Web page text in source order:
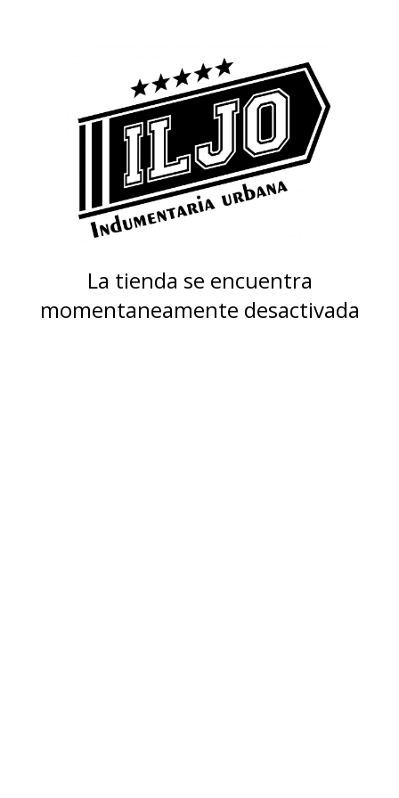
La tienda se encuentra
momentaneamente desactivada